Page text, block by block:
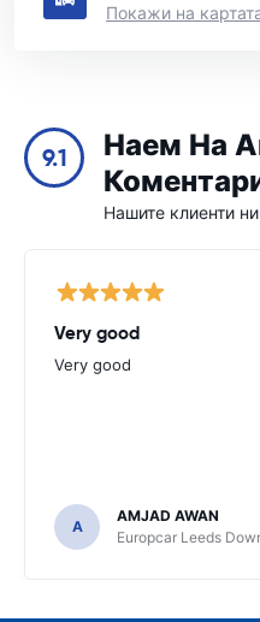
Покажи на
9.1
Наем На
Нашите клиенти
Very good
Very good
A
AMJAD AWAN
Europcar Leeds